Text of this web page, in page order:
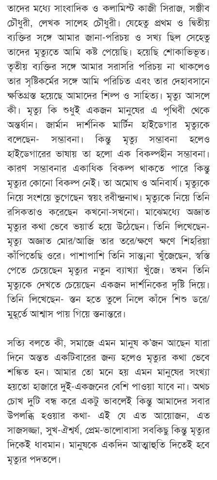
তাদের মধ্যে সাংবাদিক ও কলামিস্ট কাজী সিরাজ, সঞ্জীব
চৌধুরী, লেখক সালেহ চৌধুরী। যেহেতু প্রথম ও দ্বিতীয়
ব্যক্তির সঙ্গে আমার জানা-পরিচয় ও সখ্য ছিল সেহেতু
তাদের মৃত্যুতে আমি কষ্ট পেয়েছি। হয়েছি শোকাভিভূত।
তৃতীয় ব্যক্তির সঙ্গে আমার সরাসরি পরিচয় না থাকলেও
তার সৃষ্টিকর্মের সঙ্গে আমি পরিচিত এবং তার দেহাবসানে
ক্ষতিগ্রস্ত হয়েছে আমাদের শিল্প ও সাহিত্য। মৃত্যু আসলে
কী। মৃত্যু কি শুধুই একজন মানুষের এ পৃথিবী থেকে
অন্তর্ধান। জার্মান দার্শনিক মার্টিন হাইডেগার মৃত্যুকে
বলেছেন- সম্ভাবনা। কিন্তু মৃত্যু সম্ভাবনা হলেও
হাইডেগারের ভাষায় তা হলো এক বিকল্পহীন সম্ভাবনা।
কারণ সম্ভাবনার একাধিক বিকল্প থাকতে পারে কিন্তু
মৃত্যুর কোনো বিকল্প নেই। তা অমোঘ ও অনিবার্য। মৃত্যুকে
নিয়ে সংশয়ে ভুগেছেন স্বয়ং রবীন্দ্রনাথ। মৃত্যুকে নিয়ে তিনি
রসিকতাও করেছেন কখনো-সখনো। মাঝেমধ্যে অজ্ঞাত
মৃত্যুর কথা ভেবে ভয়ার্ত হয়ে উঠেছেন। তিনি লিখেছেন-
মৃত্যু অজ্ঞাত মোর/আজি তার তরে/ক্ষণে ক্ষণে শিহরিয়া
কাঁপিতেছি ওরে। পাশাপাশি তিনি সান্ত¡না খুঁজেছেন, স্বস্তি
পেতে চেয়েছেন মৃত্যুর নতুন ব্যাখ্যা খুঁজে। তখন তিনি
মৃত্যুকে দেখতে চেয়েছেন একজন দার্শনিকের দৃষ্টি দিয়ে।
তিনি লিখেছেন- স্তন হতে তুলে নিলে কাঁদে শিশু ডরে/
মুহূর্তে আশ্বাস পায় গিয়ে স্তনান্তরে।
সত্যি বলতে কী, সমাজে এমন মানুষ ক’জন আছেন যারা
দিনে অন্তত একটিবারের জন্য হলেও মৃত্যুর কথা ভেবে
শঙ্কিত হন। আমার তো মনে হয় এমন মানুষের সংখ্যা
হয়তো হাজারে দুই-একজনের বেশি পাওয়া যাবে না। অথচ
চোখ দুটি বন্ধ করে একটু ভাবলেই কিন্তু আমাদের সবার
উপলব্ধি হওয়ার কথা- এই যে এত আয়োজন, এত
সাজসজ্জা, সুখ-ঐশ্বর্য, প্রেম-ভালোবাসা সবকিছু কিন্তু মৃত্যুর
দিকেই ধাবমান। মানুষকে একদিন আত্মাহুতি দিতেই হবে
মৃত্যুর পদতলে।